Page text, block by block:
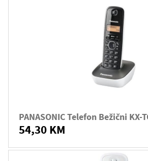
PANASONIC Telefon Bežični KX-
54,30 KM